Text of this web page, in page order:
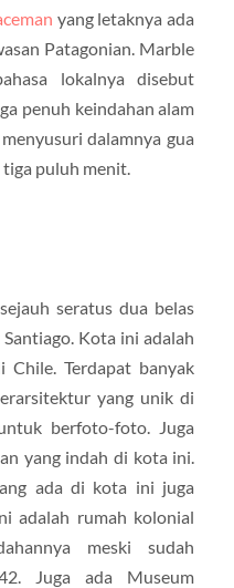
yang letaknya ada
Patagonian. Marble
lokalnya disebut
penuh keindahan alam
dalamnya gua
tiga puluh menit.
seratus dua belas
Kota ini adalah
Terdapat banyak
yang unik di
berfoto-foto. Juga
yang indah di kota ini.
ada di kota ini juga
adalah rumah kolonial
meski sudah
Juga ada Museum